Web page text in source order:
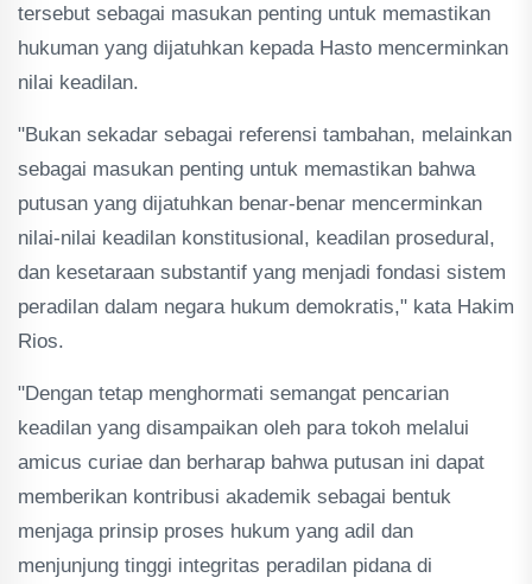
tersebut sebagai masukan penting untuk memastikan
hukuman yang dijatuhkan kepada Hasto mencerminkan
nilai keadilan.
"Bukan sekadar sebagai referensi tambahan, melainkan
sebagai masukan penting untuk memastikan bahwa
putusan yang dijatuhkan benar-benar mencerminkan
nilai-nilai keadilan konstitusional, keadilan prosedural,
dan kesetaraan substantif yang menjadi fondasi sistem
peradilan dalam negara hukum demokratis," kata Hakim
Rios.
"Dengan tetap menghormati semangat pencarian
keadilan yang disampaikan oleh para tokoh melalui
amicus curiae dan berharap bahwa putusan ini dapat
memberikan kontribusi akademik sebagai bentuk
menjaga prinsip proses hukum yang adil dan
menjunjung tinggi integritas peradilan pidana di